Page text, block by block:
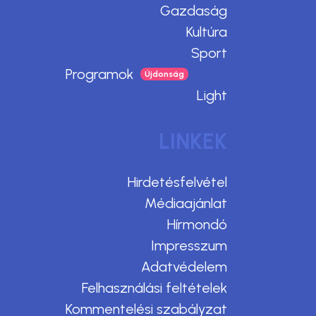
Gazdaság
Kultúra
Sport
Programok
Light
LINKEK
Hirdetésfelvétel
Médiaajánlat
Hírmondó
Impresszum
Adatvédelem
Felhasználási feltételek
Kommentelési szabályzat